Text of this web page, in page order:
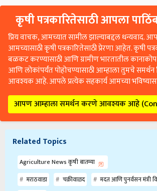
कृषी पत्रकारितेसाठी आपला
प्रिय वाचक, आमच्यात सामील झाल्याबद्दल धन्यवाद.
आमच्यासाठी कृषी पत्रकारितेसाठी प्रेरणा आहेत. कृषी
बळकट करण्यासाठी आणि ग्रामीण भारतातील
आणि लोकांपर्यंत पोहोचण्यासाठी आम्हाला तुमचे समर्थन
आवश्यक आहे. आपले प्रत्येक सहकार्य आमच्या
आपण आम्हाला समर्थन करणे आवश्यक आहे
Related Topics
Agriculture News कृषी बातम्या
मराठवाडा
चक्रीवाळद
मदत आणि पुनर्वसन मंत्री